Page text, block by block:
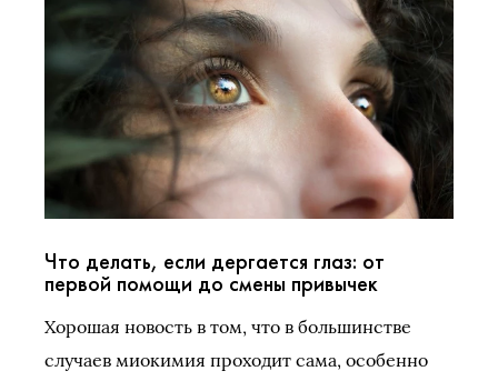
Что делать, если дергается глаз: от
первой помощи до смены привычек
Хорошая новость в том, что в большинстве
случаев миокимия проходит сама, особенно